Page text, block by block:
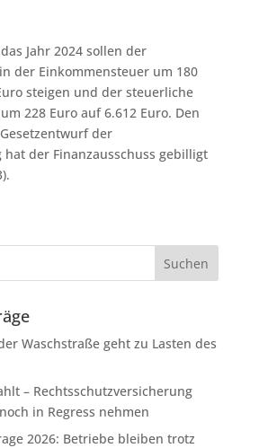
Jahr 2024 sollen der
der Einkommensteuer um 180
steigen und der steuerliche
228 Euro auf 6.612 Euro. Den
der
hat der Finanzausschuss gebilligt
Waschstraße geht zu Lasten des
– Rechtsschutzversicherung
in Regress nehmen
2026: Betriebe bleiben trotz